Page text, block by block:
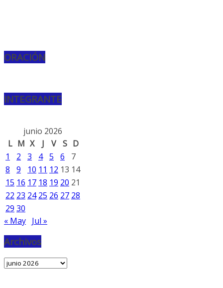
ORACIÓN
INTEGRANTE
junio 2026
L M X J V S D
1
2 3 4 5 6
7
8
9 10 11 12 13 14
15 16 17 18 19 20 21
22 23 24 25 26 27 28
29 30
« May Jul »
Archivos
Archivos